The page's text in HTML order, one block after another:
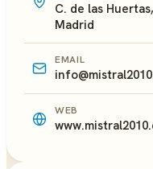
C. de las
Madrid
EMAIL
WEB